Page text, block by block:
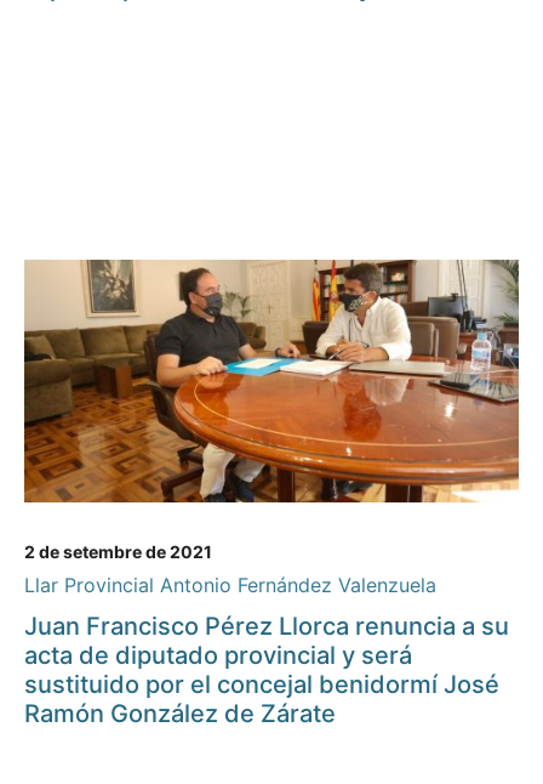
2 de setembre de 2021
Llar Provincial Antonio Fernández Valenzuela
Juan Francisco Pérez Llorca renuncia a su
acta de diputado provincial y será
sustituido por el concejal benidormí José
Ramón González de Zárate